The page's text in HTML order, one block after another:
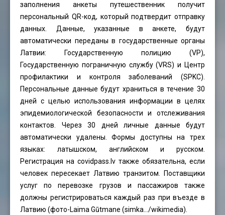
заполнения анкеты путешественник получит
персональный QR-код, который подтвердит отправку
данных. Данные, указанные в анкете, будут
автоматически переданы в государственные органы
Латвии: Государственную полицию (VP),
Государственную пограничную службу (VRS) и Центр
профилактики и контроля заболеваний (SPKC).
Персональные данные будут храниться в течение 30
дней с целью использования информации в целях
эпидемиологической безопасности и отслеживания
контактов. Через 30 дней личные данные будут
автоматически удалены. Формы доступны на трех
языках: латышском, английском и русском.
Регистрация на covidpass.lv также обязательна, если
человек пересекает Латвию транзитом. Поставщики
услуг по перевозке грузов и пассажиров также
должны регистрироваться каждый раз при въезде в
Латвию (фото-Laima Gūtmane (simka…/wikimedia).